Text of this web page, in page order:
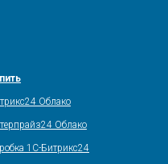
Облако
Облако
1С-Битрикс24